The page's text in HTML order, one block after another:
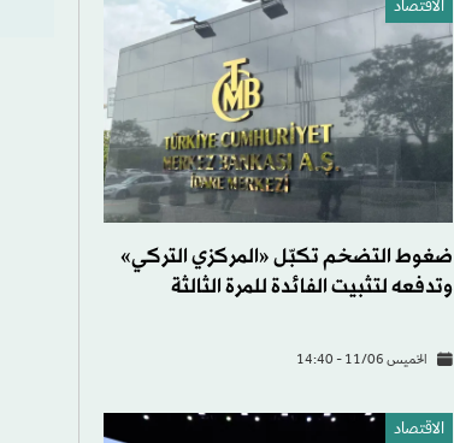
الاقتصاد
ضغوط التضخم تكبّل «المركزي التركي»
وتدفعه لتثبيت الفائدة للمرة الثالثة
الخميس 11/06 - 14:40
الاقتصاد